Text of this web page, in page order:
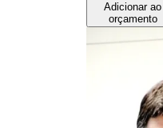
Adicionar ao
orçamento